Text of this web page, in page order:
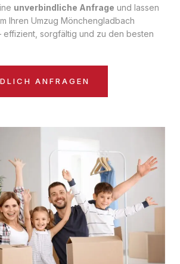
unverbindliche Anfrage und lassen
Ihren Umzug Mönchengladbach
effizient, sorgfältig und zu den besten
ANFRAGEN